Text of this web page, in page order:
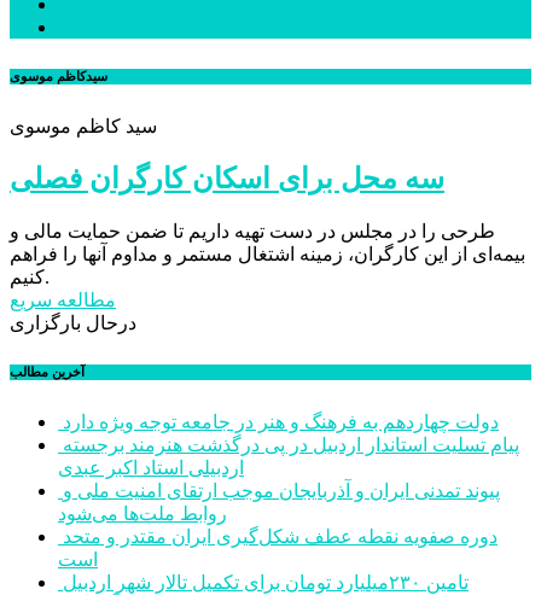
سیدکاظم موسوی
سید کاظم موسوی
سه محل برای اسکان کارگران فصلی
طرحی را در مجلس در دست تهیه داریم تا ضمن حمایت مالی و
بیمه‌ای از این کارگران، زمینه اشتغال مستمر و مداوم آنها را فراهم
کنیم.
مطالعه سریع
درحال بارگزاری
آخرین مطالب
دولت چهاردهم به فرهنگ و هنر در جامعه توجه ویژه دارد
اردبیلی استاد اکبر عبدی
روابط ملت‌ها می‌شود
است
تامین ۲۳۰میلیارد تومان برای تکمیل تالار شهر اردبیل